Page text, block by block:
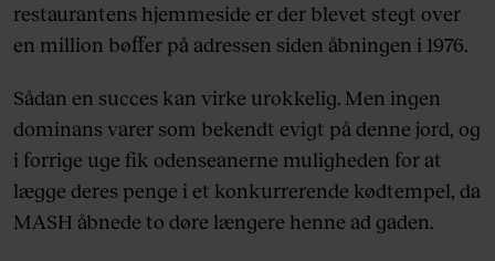
restaurantens hjemmeside er der blevet stegt over
en million bøffer på adressen siden åbningen i 1976.
Sådan en succes kan virke urokkelig. Men ingen
dominans varer som bekendt evigt på denne jord, og
i forrige uge fik odenseanerne muligheden for at
lægge deres penge i et konkurrerende kødtempel, da
MASH åbnede to døre længere henne ad gaden.